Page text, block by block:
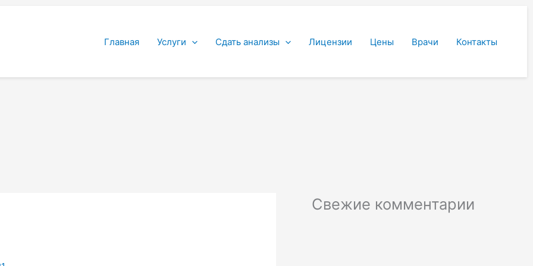
Главная Услуги Сдать анализы Лицензии Цены Врачи Контакты
Свежие комментарии